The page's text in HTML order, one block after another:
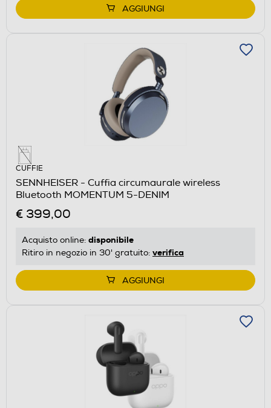
AGGIUNGI
CUFFIE
SENNHEISER - Cuffia circumaurale wireless
Bluetooth MOMENTUM 5-DENIM
€ 399,00
Acquisto online: disponibile
Ritiro in negozio in 30' gratuito: verifica
AGGIUNGI